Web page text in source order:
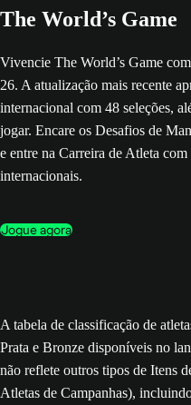
The World’s Game
Vivencie The World’s Game
26. A atualização mais recente
internacional com 48 seleções,
jogar. Encare os Desafios de
e entre na Carreira de Atleta
internacionais.
Jogue agora
A tabela de classificação de
Prata e Bronze disponíveis no
não reflete outros tipos de Itens
Atletas de Campanhas),